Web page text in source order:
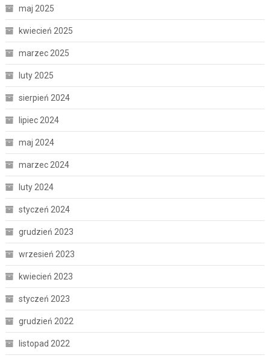
maj 2025
kwiecień 2025
marzec 2025
luty 2025
sierpień 2024
lipiec 2024
maj 2024
marzec 2024
luty 2024
styczeń 2024
grudzień 2023
wrzesień 2023
kwiecień 2023
styczeń 2023
grudzień 2022
listopad 2022